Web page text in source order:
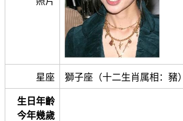
星座 獅子座（十二生肖属相：豬）
生日年齡
今年幾歲